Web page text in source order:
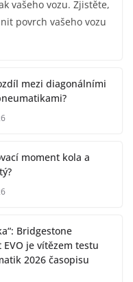
vašeho vozu. Zjistěte,
povrch vašeho vozu
mezi diagonálními
moment kola a
Bridgestone
EVO je vítězem testu
2026 časopisu